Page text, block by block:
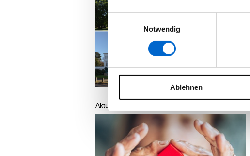
Notwendig
Ablehnen
Aktuelle Beiträge: